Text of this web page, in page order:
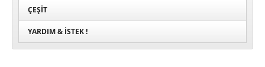
ÇEŞIT
YARDIM & İSTEK !